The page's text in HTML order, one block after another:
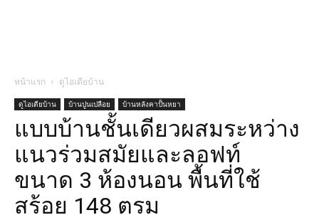
หน้าแรก ดูไอเดียบ้าน
ดูไอเดียบ้าน บ้านปูนเปลือย บ้านหลังคาปั้นหยา
แบบบ้านชั้นเดียวผสมระหว่าง
แนวร่วมสมัยและลอฟท์
ขนาด 3 ห้องนอน พื้นที่ใช้
สร้อย 148 ตรม